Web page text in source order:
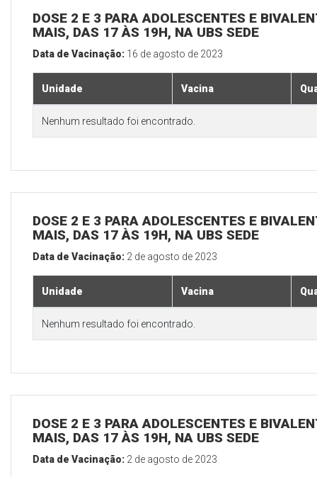
DOSE 2 E 3 PARA ADOLESCENTES E
MAIS, DAS 17 ÀS 19H, NA UBS SEDE
Data de Vacinação: 16 de agosto de 2023
Unidade Vacina
Nenhum resultado foi encontrado.
DOSE 2 E 3 PARA ADOLESCENTES E
MAIS, DAS 17 ÀS 19H, NA UBS SEDE
Data de Vacinação: 2 de agosto de 2023
Unidade Vacina
Nenhum resultado foi encontrado.
DOSE 2 E 3 PARA ADOLESCENTES E
MAIS, DAS 17 ÀS 19H, NA UBS SEDE
Data de Vacinação: 2 de agosto de 2023